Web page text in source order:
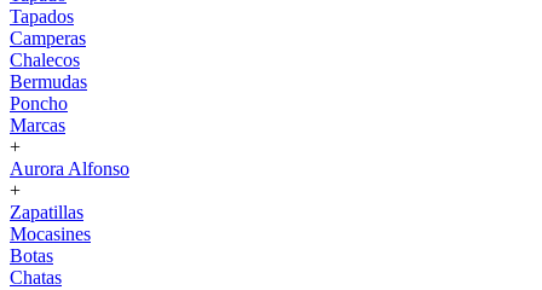
Tapados
Camperas
Chalecos
Bermudas
Poncho
Marcas
+
Aurora Alfonso
+
Zapatillas
Mocasines
Botas
Chatas